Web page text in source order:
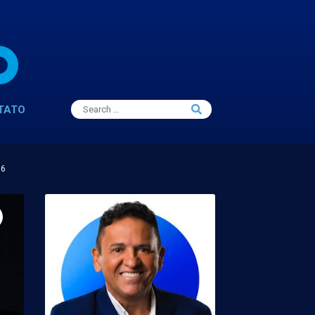
Search
for:
Search